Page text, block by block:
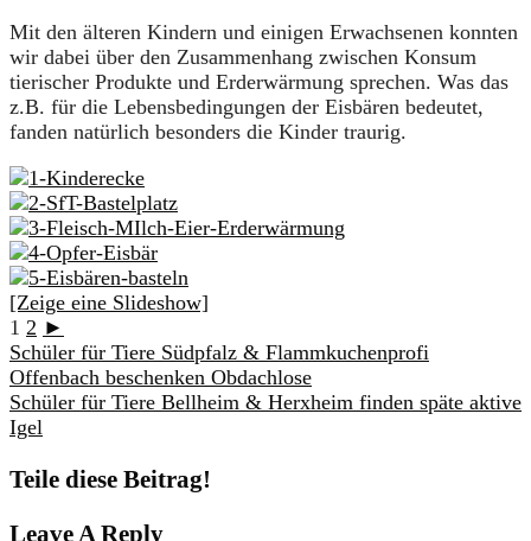
Mit den älteren Kindern und einigen Erwachsenen konnten
wir dabei über den Zusammenhang zwischen Konsum
tierischer Produkte und Erderwärmung sprechen. Was das
z.B. für die Lebensbedingungen der Eisbären bedeutet,
fanden natürlich besonders die Kinder traurig.
[Zeige eine Slideshow]
1 2 ►
Schüler für Tiere Südpfalz & Flammkuchenprofi
Offenbach beschenken Obdachlose
Schüler für Tiere Bellheim & Herxheim finden späte aktive
Igel
Teile diese Beitrag!
Leave A Reply